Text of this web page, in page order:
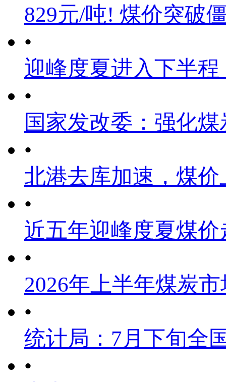
829元/吨! 煤价突破
•
迎峰度夏进入下半
•
国家发改委：强化
•
北港去库加速，煤
•
近五年迎峰度夏煤价
•
2026年上半年煤炭
•
统计局：7月下旬全
•